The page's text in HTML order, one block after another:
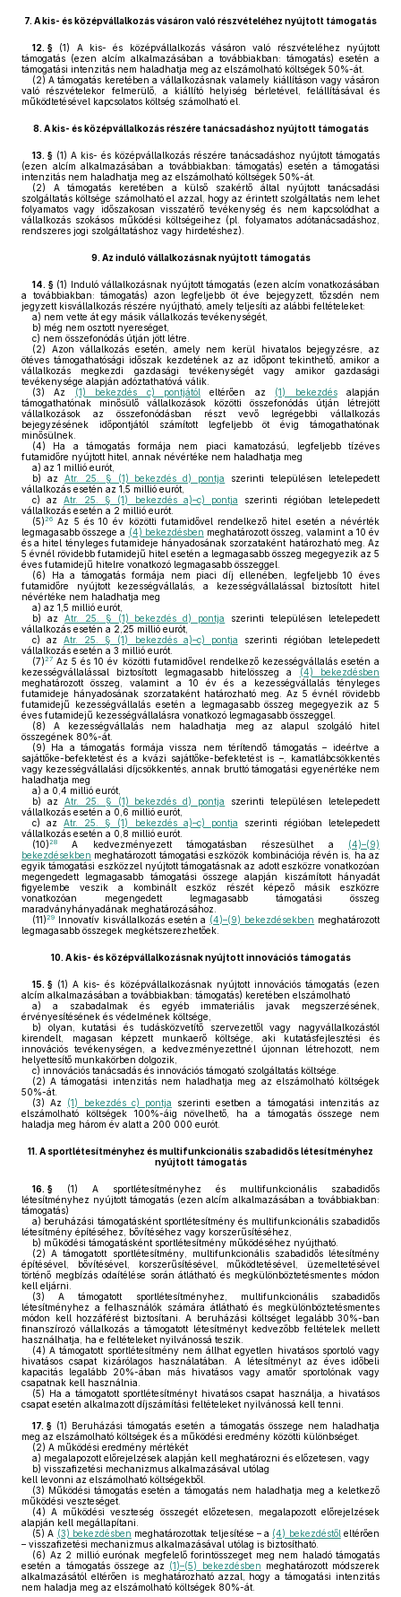
7. A kis- és középvállalkozás vásáron való részvételéhez nyújtott támogatás
12. § (1)
A kis- és középvállalkozás vásáron való részvételéhez nyújtott
támogatás (ezen alcím alkalmazásában a továbbiakban: támogatás) esetén a
támogatási intenzitás nem haladhatja meg az elszámolható költségek 50%-át.
(2) A támogatás keretében a vállalkozásnak valamely kiállításon vagy vásáron
való részvételekor felmerülő, a kiállító helyiség bérletével, felállításával és
működtetésével kapcsolatos költség számolható el.
8. A kis- és középvállalkozás részére tanácsadáshoz nyújtott támogatás
13. § (1) A kis- és középvállalkozás részére tanácsadáshoz nyújtott támogatás
(ezen alcím alkalmazásában a továbbiakban: támogatás) esetén a támogatási
intenzitás nem haladhatja meg az elszámolható költségek 50%-át.
(2) A támogatás keretében a külső szakértő által nyújtott tanácsadási
szolgáltatás költsége számolható el azzal, hogy az érintett szolgáltatás nem lehet
folyamatos vagy időszakosan visszatérő tevékenység és nem kapcsolódhat a
vállalkozás szokásos működési költségeihez (pl. folyamatos adótanácsadáshoz,
rendszeres jogi szolgáltatáshoz vagy hirdetéshez).
9. Az induló vállalkozásnak nyújtott támogatás
14. § (1) Induló vállalkozásnak nyújtott támogatás (ezen alcím vonatkozásában
a továbbiakban: támogatás) azon legfeljebb öt éve bejegyzett, tőzsdén nem
jegyzett kisvállalkozás részére nyújtható, amely teljesíti az alábbi feltételeket:
a) nem vette át egy másik vállalkozás tevékenységét,
b) még nem osztott nyereséget,
c) nem összefonódás útján jött létre.
(2) Azon vállalkozás esetén, amely nem kerül hivatalos bejegyzésre, az
ötéves támogathatósági időszak kezdetének az az időpont tekinthető, amikor a
vállalkozás megkezdi gazdasági tevékenységét vagy amikor gazdasági
tevékenysége alapján adóztathatóvá válik.
(3) Az (1) bekezdés c) pontjától eltérően az (1) bekezdésalapján
támogathatónak minősülő vállalkozások közötti összefonódás útján létrejött
vállalkozások az összefonódásban részt vevő legrégebbi vállalkozás
bejegyzésének időpontjától számított legfeljebb öt évig támogathatónak
minősülnek.
(4) Ha a támogatás formája nem piaci kamatozású, legfeljebb tízéves
futamidőre nyújtott hitel, annak névértéke nem haladhatja meg
a) az 1 millió eurót,
b) az Atr. 25. § (1) bekezdés d) pontja
szerinti településen letelepedett
vállalkozás esetén az 1,5 millió eurót,
c) azAtr. 25. § (1) bekezdés a)–c) pontja szerinti régióban letelepedett
vállalkozás esetén a 2 millió eurót.
(5)26 Az 5 és 10 év közötti futamidővel rendelkező hitel esetén a névérték
legmagasabb összege a (4) bekezdésben meghatározott összeg, valamint a 10 év
és a hitel tényleges futamideje hányadosának szorzataként határozható meg. Az
5 évnél rövidebb futamidejű hitel esetén a legmagasabb összeg megegyezik az 5
éves futamidejű hitelre vonatkozó legmagasabb összeggel.
(6) Ha a támogatás formája nem piaci díj ellenében, legfeljebb 10 éves
futamidőre nyújtott kezességvállalás, a kezességvállalással biztosított hitel
névértéke nem haladhatja meg
a) az 1,5 millió eurót,
b) az Atr. 25. § (1) bekezdés d) pontja
szerinti településen letelepedett
vállalkozás esetén a 2,25 millió eurót,
c) azAtr. 25. § (1) bekezdés a)–c) pontja szerinti régióban letelepedett
vállalkozás esetén a 3 millió eurót.
(7)27 Az 5 és 10 év közötti futamidővel rendelkező kezességvállalás esetén a
kezességvállalással biztosított legmagasabb hitelösszeg a
(4) bekezdésben
meghatározott összeg, valamint a 10 év és a kezességvállalás tényleges
futamideje hányadosának szorzataként határozható meg. Az 5 évnél rövidebb
futamidejű kezességvállalás esetén a legmagasabb összeg megegyezik az 5
éves futamidejű kezességvállalásra vonatkozó legmagasabb összeggel.
(8) A kezességvállalás nem haladhatja meg az alapul szolgáló hitel
összegének 80%-át.
(9) Ha a támogatás formája vissza nem térítendő támogatás – ideértve a
sajáttőke-befektetést és a kvázi sajáttőke-befektetést is –, kamatlábcsökkentés
vagy kezességvállalási díjcsökkentés, annak bruttó támogatási egyenértéke nem
haladhatja meg
a) a 0,4 millió eurót,
b) az Atr. 25. § (1) bekezdés d) pontja
szerinti településen letelepedett
vállalkozás esetén a 0,6 millió eurót,
c) azAtr. 25. § (1) bekezdés a)–c) pontja szerinti régióban letelepedett
vállalkozás esetén a 0,8 millió eurót.
(10)28 A kedvezményezett támogatásban részesülhet a (4)–(9)
bekezdésekben meghatározott támogatási eszközök kombinációja révén is, ha az
egyik támogatási eszközzel nyújtott támogatásnak az adott eszközre vonatkozóan
megengedett legmagasabb támogatási összege alapján kiszámított hányadát
figyelembe veszik a kombinált eszköz részét képező másik eszközre
vonatkozóan megengedett legmagasabb támogatási összeg
maradványhányadának meghatározásához.
(11)29 Innovatív kisvállalkozás esetén a (4)–(9) bekezdésekben meghatározott
legmagasabb összegek megkétszerezhetőek.
10. A kis- és középvállalkozásnak nyújtott innovációs támogatás
15. § (1) A kis- és középvállalkozásnak nyújtott innovációs támogatás (ezen
alcím alkalmazásában a továbbiakban: támogatás) keretében elszámolható
a) a szabadalmak és egyéb immateriális javak megszerzésének,
érvényesítésének és védelmének költsége,
b) olyan, kutatási és tudásközvetítő szervezettől vagy nagyvállalkozástól
kirendelt, magasan képzett munkaerő költsége, aki kutatásfejlesztési és
innovációs tevékenységen, a kedvezményezettnél újonnan létrehozott, nem
helyettesítő munkakörben dolgozik,
c) innovációs tanácsadás és innovációs támogató szolgáltatás költsége.
(2) A támogatási intenzitás nem haladhatja meg az elszámolható költségek
50%-át.
(3) Az (1) bekezdés c) pontja szerinti esetben a támogatási intenzitás az
elszámolható költségek 100%-áig növelhető, ha a támogatás összege nem
haladja meg három év alatt a 200 000 eurót.
11. A sportlétesítményhez és multifunkcionális szabadidős létesítményhez
nyújtott támogatás
16. § (1) A sportlétesítményhez és multifunkcionális szabadidős
létesítményhez nyújtott támogatás (ezen alcím alkalmazásában a továbbiakban:
támogatás)
a) beruházási támogatásként sportlétesítmény és multifunkcionális szabadidős
létesítmény építéséhez, bővítéséhez vagy korszerűsítéséhez,
b) működési támogatásként sportlétesítmény működéséhez nyújtható.
(2) A támogatott sportlétesítmény, multifunkcionális szabadidős létesítmény
építésével, bővítésével, korszerűsítésével, működtetésével, üzemeltetésével
történő megbízás odaítélése során átlátható és megkülönböztetésmentes módon
kell eljárni.
(3) A támogatott sportlétesítményhez, multifunkcionális szabadidős
létesítményhez a felhasználók számára átlátható és megkülönböztetésmentes
módon kell hozzáférést biztosítani. A beruházási költséget legalább 30%-ban
finanszírozó vállalkozás a támogatott létesítményt kedvezőbb feltételek mellett
használhatja, ha e feltételeket nyilvánossá teszik.
(4) A támogatott sportlétesítmény nem állhat egyetlen hivatásos sportoló vagy
hivatásos csapat kizárólagos használatában. A létesítményt az éves időbeli
kapacitás legalább 20%-ában más hivatásos vagy amatőr sportolónak vagy
csapatnak kell használnia.
(5) Ha a támogatott sportlétesítményt hivatásos csapat használja, a hivatásos
csapat esetén alkalmazott díjszámítási feltételeket nyilvánossá kell tenni.
17. § (1) Beruházási támogatás esetén a támogatás összege nem haladhatja
meg az elszámolható költségek és a működési eredmény közötti különbséget.
(2) A működési eredmény mértékét
a) megalapozott előrejelzések alapján kell meghatározni és előzetesen, vagy
b) visszafizetési mechanizmus alkalmazásával utólag
kell levonni az elszámolható költségekből.
(3) Működési támogatás esetén a támogatás nem haladhatja meg a keletkező
működési veszteséget.
(4) A működési veszteség összegét előzetesen, megalapozott előrejelzések
alapján kell megállapítani.
(5) A (3) bekezdésben meghatározottak teljesítése – a (4) bekezdéstől eltérően
– visszafizetési mechanizmus alkalmazásával utólag is biztosítható.
(6) Az 2 millió eurónak megfelelő forintösszeget meg nem haladó támogatás
esetén a támogatás összege az (1)–(5) bekezdésben meghatározott módszerek
alkalmazásától eltérően is meghatározható azzal, hogy a támogatási intenzitás
nem haladja meg az elszámolható költségek 80%-át.